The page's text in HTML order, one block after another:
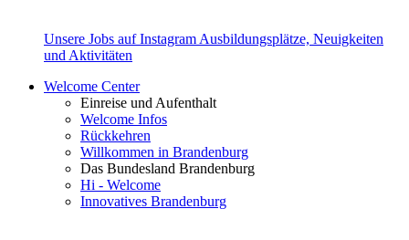
Unsere Jobs auf Instagram Ausbildungsplätze, Neuigkeiten
und Aktivitäten
Welcome Center
Einreise und Aufenthalt
Welcome Infos
Rückkehren
Willkommen in Brandenburg
Das Bundesland Brandenburg
Hi - Welcome
Innovatives Brandenburg